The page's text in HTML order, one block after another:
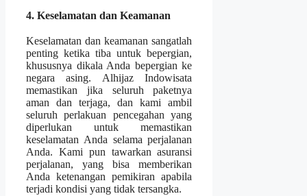
4. Keselamatan dan Keamanan
Keselamatan dan keamanan sangatlah
penting ketika tiba untuk bepergian,
khususnya dikala Anda bepergian ke
negara asing. Alhijaz Indowisata
memastikan jika seluruh paketnya
aman dan terjaga, dan kami ambil
seluruh perlakuan pencegahan yang
diperlukan untuk memastikan
keselamatan Anda selama perjalanan
Anda. Kami pun tawarkan asuransi
perjalanan, yang bisa memberikan
Anda ketenangan pemikiran apabila
terjadi kondisi yang tidak tersangka.